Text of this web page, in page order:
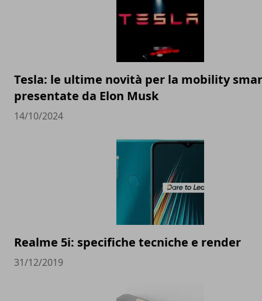
Tesla: le ultime novità per la mobility
presentate da Elon Musk
14/10/2024
Realme 5i: specifiche tecniche e render
31/12/2019